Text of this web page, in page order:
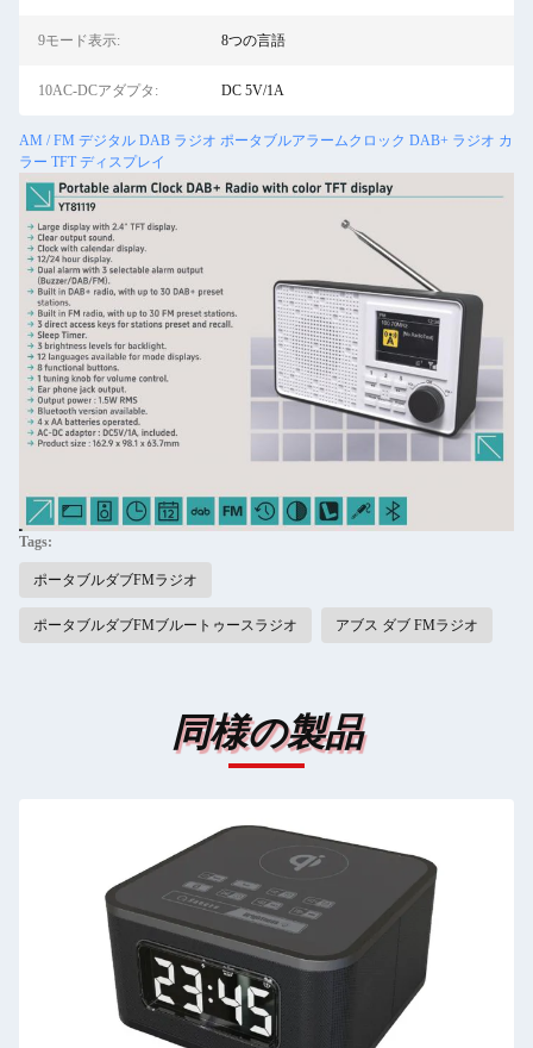
9モード表示: 8つの言語
10AC-DCアダプタ: DC 5V/1A
AM / FM デジタル DAB ラジオ ポータブルアラームクロック DAB+ ラジオ カ
ラー TFT ディスプレイ
Tags:
ポータブルダブFMラジオ
ポータブルダブFMブルートゥースラジオ アブス ダブ FMラジオ
同様の製品